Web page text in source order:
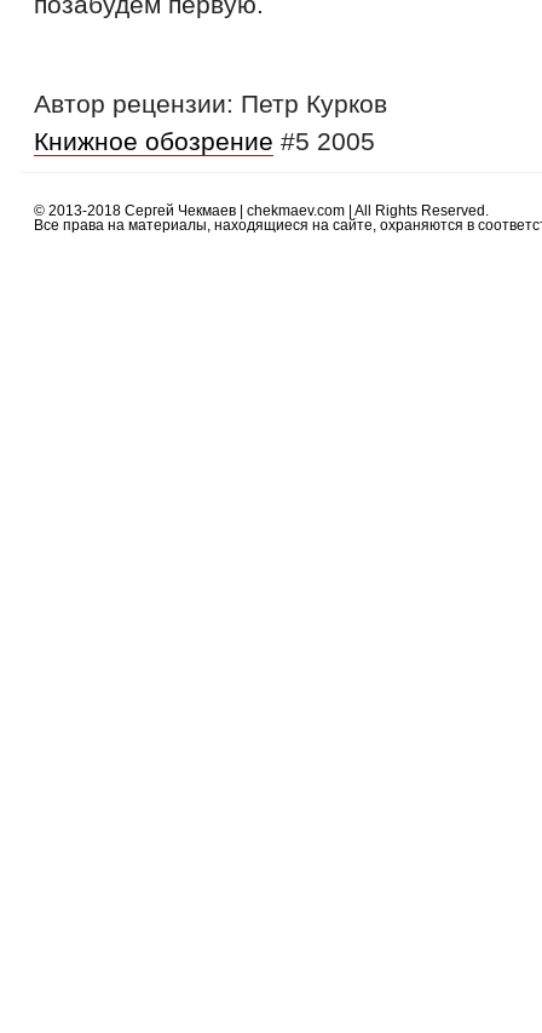
Автор рецензии: Петр Курков
Книжное обозрение #5 2005
© 2013-2018 Сергей Чекмаев | chekmaev.com | All Rights Reserved.
Все права на материалы, находящиеся на сайте, охраняются в